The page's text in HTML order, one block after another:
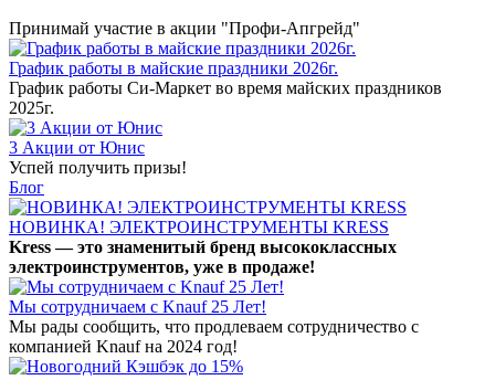
Принимай участие в акции "Профи-Апгрейд"
График работы в майские праздники 2026г.
График работы Си-Маркет во время майских праздников
2025г.
3 Акции от Юнис
Успей получить призы!
Блог
НОВИНКА! ЭЛЕКТРОИНСТРУМЕНТЫ KRESS
Kress — это знаменитый бренд высококлассных
электроинструментов, уже в продаже!
Мы сотрудничаем с Knauf 25 Лет!
Мы рады сообщить, что продлеваем сотрудничество с
компанией Knauf на 2024 год!